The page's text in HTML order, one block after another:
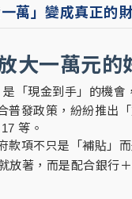
萬」變成真正
大一萬元的
「現金到手」的機
普發政策，紛紛推出
等。
款項不只是「補貼」
放著，而是配合銀行